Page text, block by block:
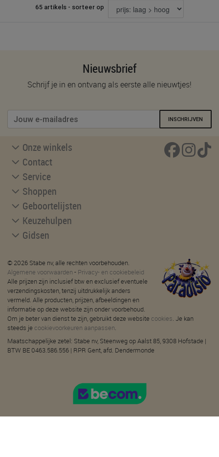
65 artikels - sorteer op
Nieuwsbrief
Schrijf je in en ontvang als eerste alle nieuwtjes!
INSCHRIJVEN
Onze winkels
Contact
Service
Shoppen
Geboortelijsten
Keuzehulpen
Gidsen
© 2026 Stabe nv, alle rechten voorbehouden.
Algemene voorwaarden - Privacy- en cookiebeleid
Alle prijzen zijn inclusief btw en exclusief eventuele
verzendingskosten, tenzij uitdrukkelijk anders
vermeld. Alle producten, prijzen, afbeeldingen en
informatie op deze website zijn onder voorbehoud.
Om je beter van dienst te zijn, gebruikt deze website cookies. Je kan
steeds je cookievoorkeuren aanpassen.
Maatschappelijke zetel: Stabe nv, Steenweg op Aalst 85, 9308 Hofstade |
BTW BE 0463.586.556 | RPR Gent, afd. Dendermonde